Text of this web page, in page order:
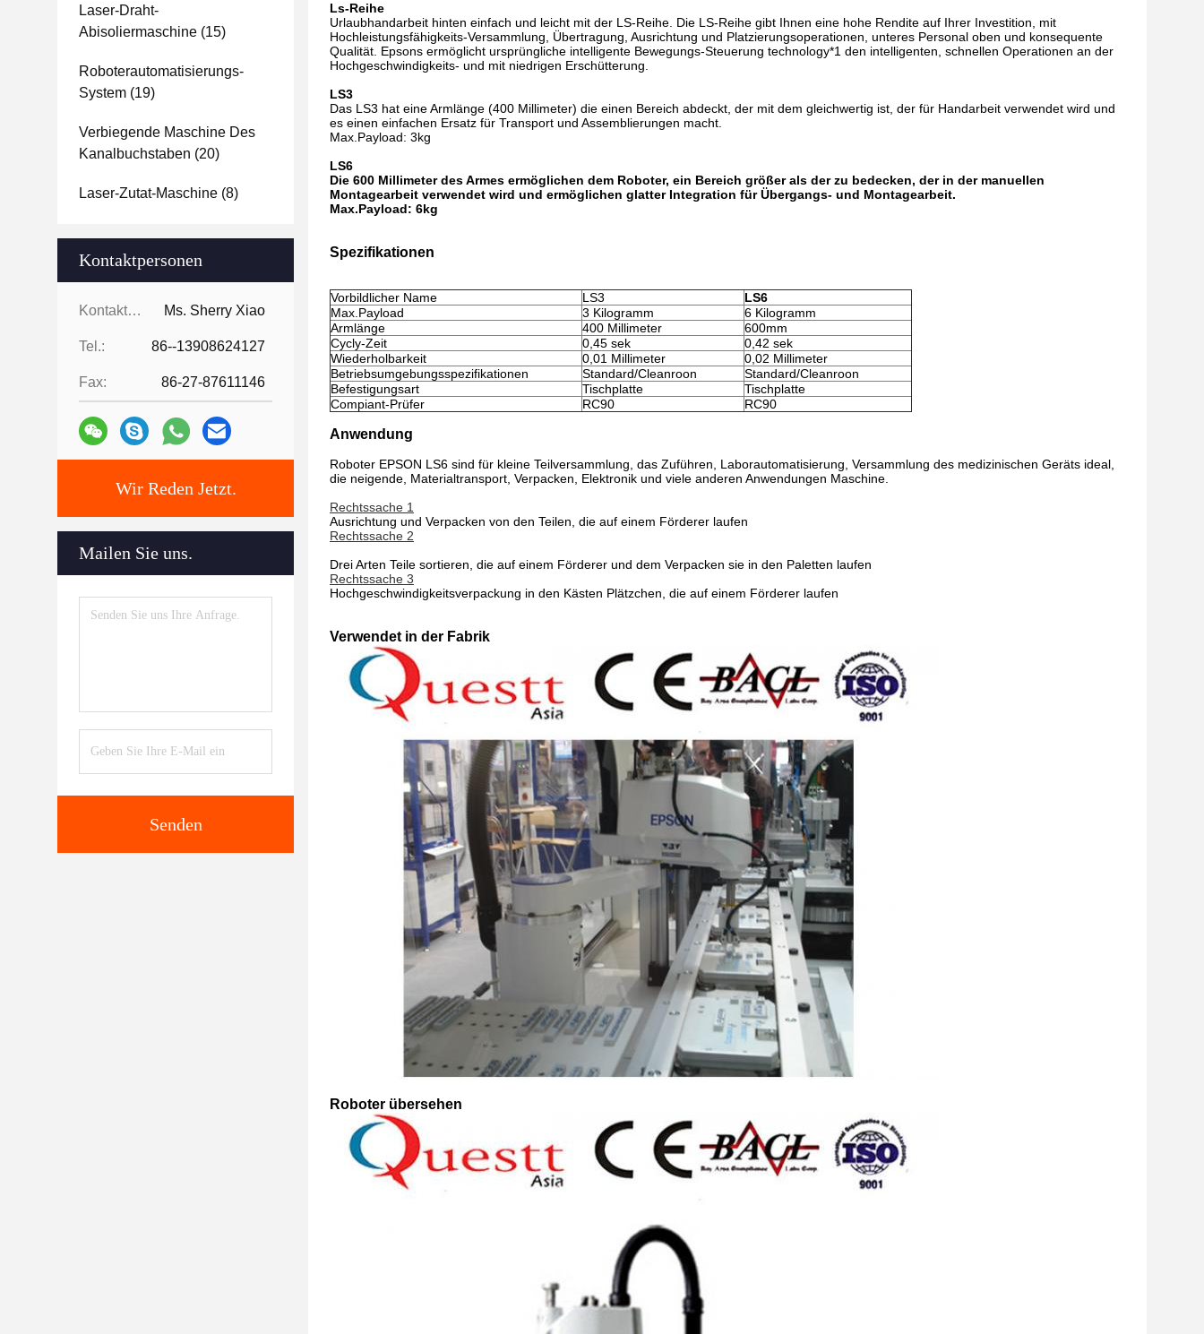
Laser-Draht-
Abisoliermaschine (15)
Roboterautomatisierungs-
System (19)
Verbiegende Maschine Des
Kanalbuchstaben (20)
Laser-Zutat-Maschine (8)
Kontaktpersonen
Kontaktpersonen: Ms. Sherry Xiao
Tel.: 86--13908624127
Fax: 86-27-87611146
Wir Reden Jetzt.
Mailen Sie uns.
Senden
Ls-Reihe
Urlaubhandarbeit hinten einfach und leicht mit der LS-Reihe. Die LS-Reihe gibt Ihnen eine hohe Rendite auf Ihrer Investition, mit
Hochleistungsfähigkeits-Versammlung, Übertragung, Ausrichtung und Platzierungsoperationen, unteres Personal oben und konsequente
Qualität. Epsons ermöglicht ursprüngliche intelligente Bewegungs-Steuerung technology*1 den intelligenten, schnellen Operationen an der
Hochgeschwindigkeits- und mit niedrigen Erschütterung.
LS3
Das LS3 hat eine Armlänge (400 Millimeter) die einen Bereich abdeckt, der mit dem gleichwertig ist, der für Handarbeit verwendet wird und
es einen einfachen Ersatz für Transport und Assemblierungen macht.
Max.Payload: 3kg
LS6
Die 600 Millimeter des Armes ermöglichen dem Roboter, ein Bereich größer als der zu bedecken, der in der manuellen
Montagearbeit verwendet wird und ermöglichen glatter Integration für Übergangs- und Montagearbeit.
Max.Payload: 6kg
Spezifikationen
Vorbildlicher Name LS3
LS6
Max.Payload
3 Kilogramm
6 Kilogramm
Armlänge
400 Millimeter
600mm
Cycly-Zeit
0,45 sek
0,42 sek
Wiederholbarkeit
0,01 Millimeter
0,02 Millimeter
Betriebsumgebungsspezifikationen
Standard/Cleanroon
Standard/Cleanroon
Befestigungsart
Tischplatte
Tischplatte
Compiant-Prüfer
RC90 RC90
Anwendung
Roboter EPSON LS6 sind für kleine Teilversammlung, das Zuführen, Laborautomatisierung, Versammlung des medizinischen Geräts ideal,
die neigende, Materialtransport, Verpacken, Elektronik und viele anderen Anwendungen Maschine.
Rechtssache 1
Ausrichtung und Verpacken von den Teilen, die auf einem Förderer laufen
Rechtssache 2
Drei Arten Teile sortieren, die auf einem Förderer und dem Verpacken sie in den Paletten laufen
Rechtssache 3
Hochgeschwindigkeitsverpackung in den Kästen Plätzchen, die auf einem Förderer laufen
Verwendet in der Fabrik
Roboter übersehen